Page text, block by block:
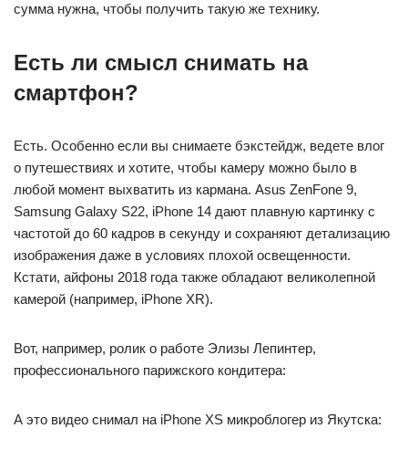
сумма нужна, чтобы получить такую же технику.
Есть ли смысл снимать на
смартфон?
Есть. Особенно если вы снимаете бэкстейдж, ведете влог
о путешествиях и хотите, чтобы камеру можно было в
любой момент выхватить из кармана. Asus ZenFone 9,
Samsung Galaxy S22, iPhone 14 дают плавную картинку с
частотой до 60 кадров в секунду и сохраняют детализацию
изображения даже в условиях плохой освещенности.
Кстати, айфоны 2018 года также обладают великолепной
камерой (например, iPhone XR).
Вот, например, ролик о работе Элизы Лепинтер,
профессионального парижского кондитера:
А это видео снимал на iPhone XS микроблогер из Якутска: